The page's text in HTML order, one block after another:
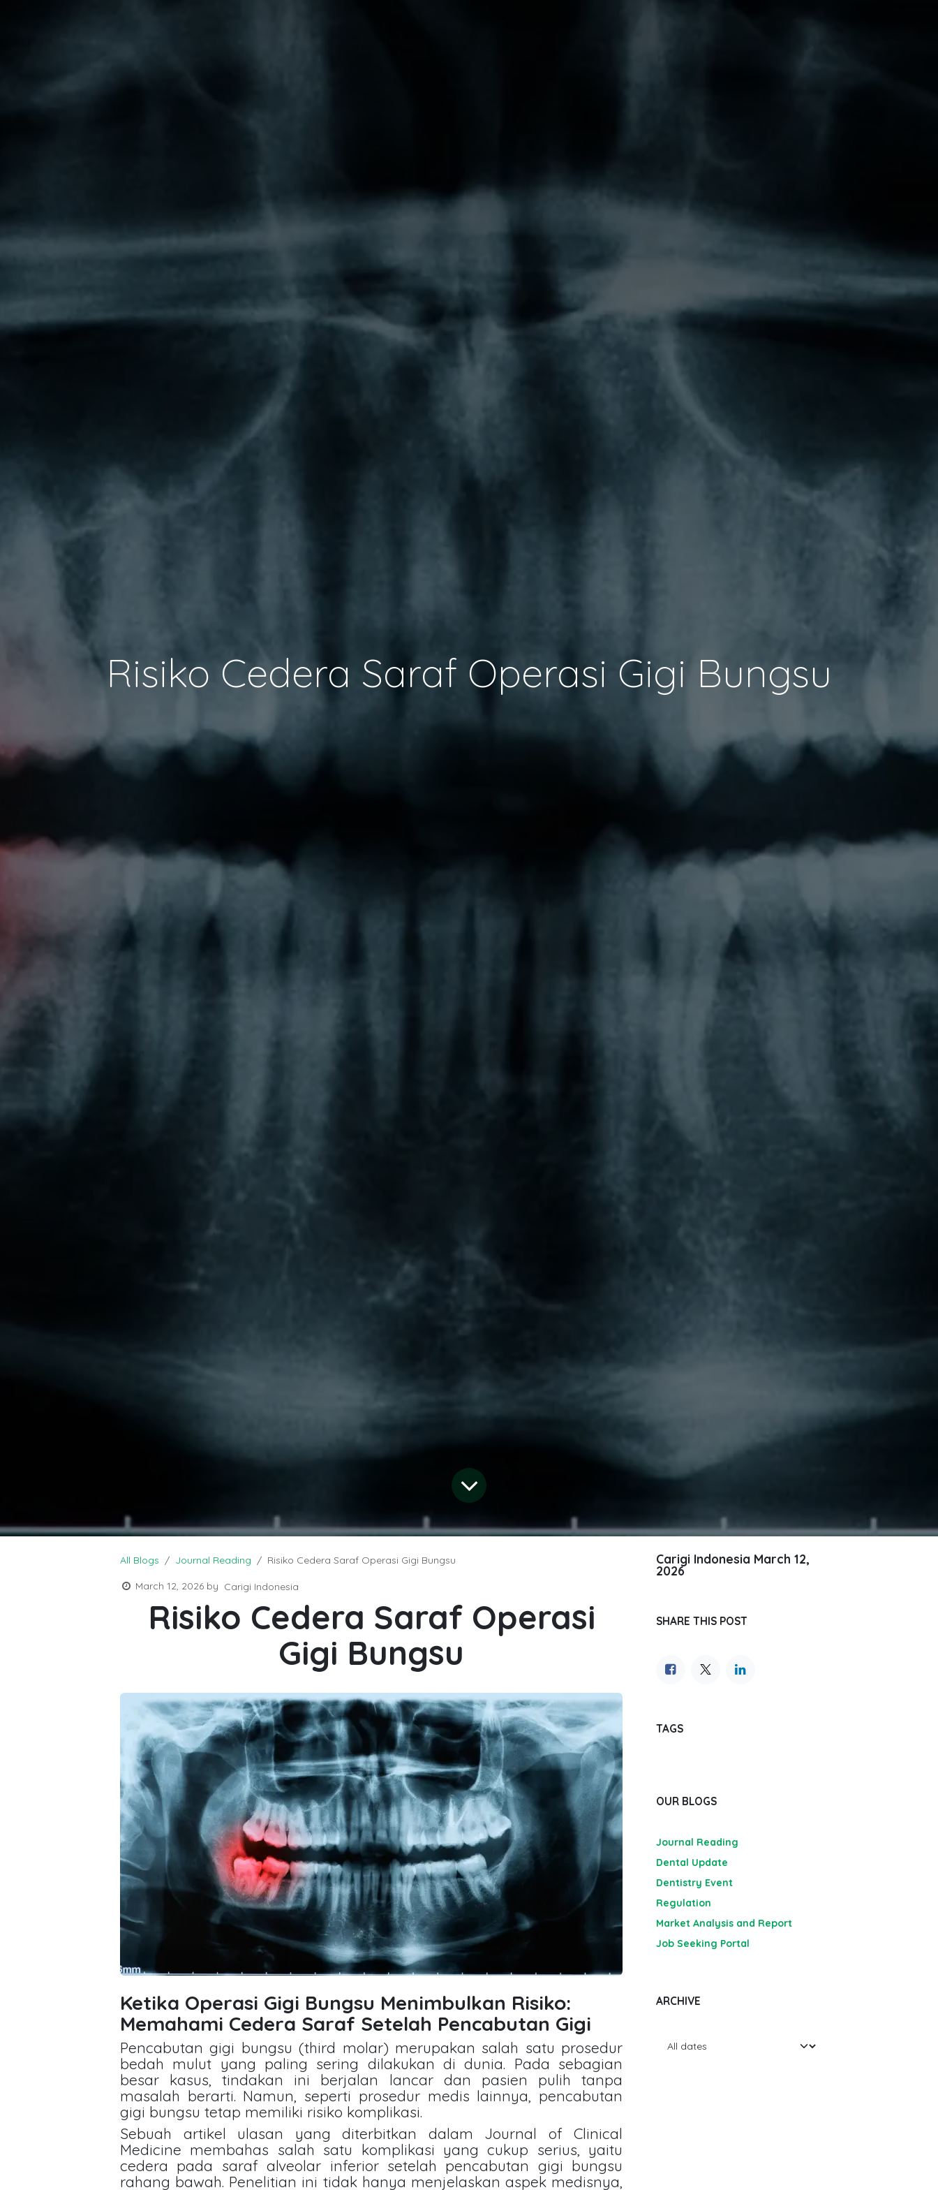
Risiko Cedera Saraf Operasi Gigi Bungsu
All Blogs Journal Reading Risiko Cedera Saraf Operasi Gigi Bungsu
March 12, 2026 by Carigi Indonesia
Risiko Cedera Saraf Operasi
Gigi Bungsu
Ketika Operasi Gigi Bungsu Menimbulkan Risiko:
Memahami Cedera Saraf Setelah Pencabutan Gigi
Pencabutan gigi bungsu (third molar) merupakan salah satu prosedur
bedah mulut yang paling sering dilakukan di dunia. Pada sebagian
besar kasus, tindakan ini berjalan lancar dan pasien pulih tanpa
masalah berarti. Namun, seperti prosedur medis lainnya, pencabutan
gigi bungsu tetap memiliki risiko komplikasi.
Sebuah artikel ulasan yang diterbitkan dalam Journal of Clinical
Medicine membahas salah satu komplikasi yang cukup serius, yaitu
cedera pada saraf alveolar inferior setelah pencabutan gigi bungsu
rahang bawah. Penelitian ini tidak hanya menjelaskan aspek medisnya,
Carigi Indonesia March 12,
2026
SHARE THIS POST
TAGS
OUR BLOGS
Journal Reading
Dental Update
Dentistry Event
Regulation
Market Analysis and Report
Job Seeking Portal
ARCHIVE